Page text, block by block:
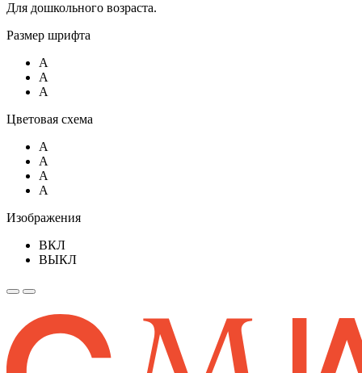
Для дошкольного возраста.
Размер шрифта
A
A
A
Цветовая схема
A
A
A
A
Изображения
ВКЛ
ВЫКЛ